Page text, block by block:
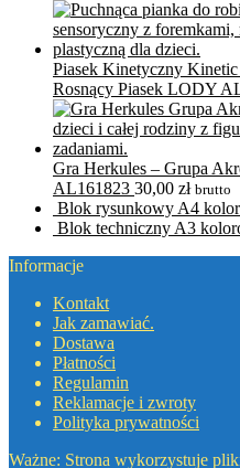
Piasek Kinetyczny
Rosnący Piasek LODY
Gra Herkules – Grupa
AL161823 30,00 zł brutto
Blok rysunkowy A4
Blok techniczny A3
Informacje
Kontakt
Jak zamawiać.
Dostawa
Płatności
Regulamin
Reklamacje i zwroty
Polityka prywatności
Ważne: Strona wykorzystuje